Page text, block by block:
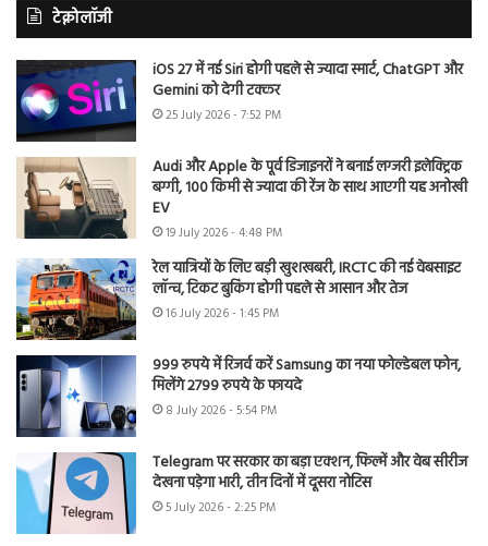
टेक्नोलॉजी
iOS 27 में नई Siri होगी पहले से ज्यादा स्मार्ट, ChatGPT और
Gemini को देगी टक्कर
25 July 2026 - 7:52 PM
Audi और Apple के पूर्व डिजाइनरों ने बनाई लग्जरी इलेक्ट्रिक
बग्गी, 100 किमी से ज्यादा की रेंज के साथ आएगी यह अनोखी
EV
19 July 2026 - 4:48 PM
रेल यात्रियों के लिए बड़ी खुशखबरी, IRCTC की नई वेबसाइट
लॉन्च, टिकट बुकिंग होगी पहले से आसान और तेज
16 July 2026 - 1:45 PM
999 रुपये में रिजर्व करें Samsung का नया फोल्डेबल फोन,
मिलेंगे 2799 रुपये के फायदे
8 July 2026 - 5:54 PM
Telegram पर सरकार का बड़ा एक्शन, फिल्में और वेब सीरीज
देखना पड़ेगा भारी, तीन दिनों में दूसरा नोटिस
5 July 2026 - 2:25 PM